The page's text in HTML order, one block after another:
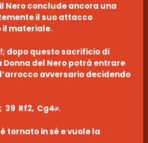
Nero conclude ancora una
il suo attacco
materiale.
dopo questo sacrificio di
Donna del Nero potrà entrare
avversario decidendo
39 Rf2, Cg4≠.
tornato in sé e vuole la